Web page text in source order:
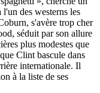
des westerns les
s'avère trop cher
séduit par son allure
plus modestes que
Clint bascule dans
internationale. Il
à la liste de ses